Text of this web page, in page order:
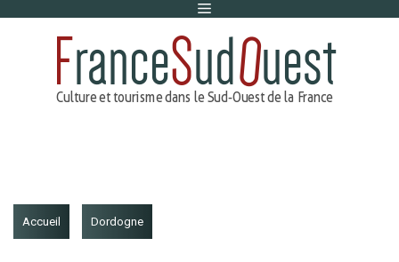
Menu
Accueil Dordogne